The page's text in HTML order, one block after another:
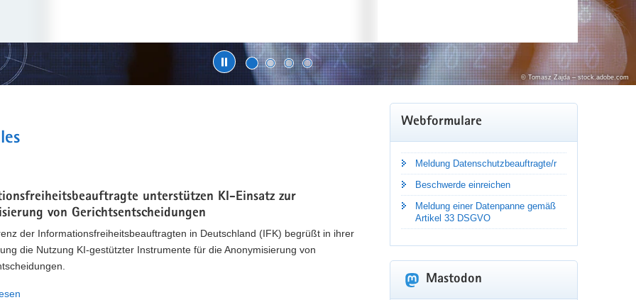
© Tomasz Zajda – stock.adobe.com
©
WEITERENTWICKELN
erfahren
unterstützen KI-Einsatz zur
von Gerichtsentscheidungen
der Informationsfreiheitsbeauftragten in Deutschland (IFK) begrüßt in ihrer
die Nutzung KI-gestützter Instrumente für die Anonymisierung von
Webformulare
Meldung Datenschutzbeauftragte/r
Beschwerde einreichen
Meldung einer Datenpanne gemäß
Artikel 33 DSGVO
Mastodon